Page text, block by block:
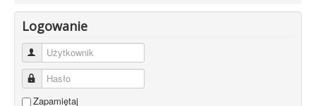
Logowanie
Użytkownik
Hasło
Zapamiętaj